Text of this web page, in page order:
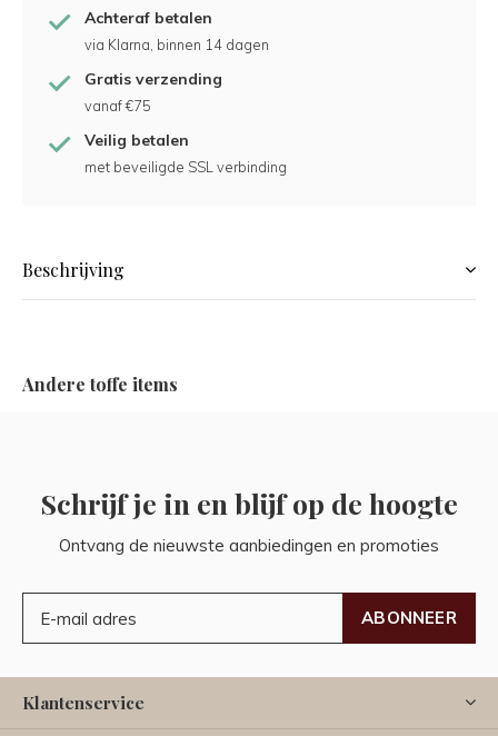
Achteraf betalen
via Klarna, binnen 14 dagen
Gratis verzending
vanaf €75
Veilig betalen
met beveiligde SSL verbinding
Beschrijving
Andere toffe items
Schrijf je in en blijf op de hoogte
Ontvang de nieuwste aanbiedingen en promoties
ABONNEER
Klantenservice